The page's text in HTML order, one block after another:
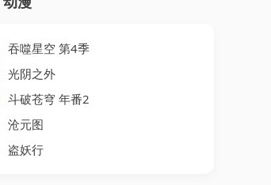
吞噬星空 第4季
光阴之外
斗破苍穹 年番2
沧元图
盗妖行